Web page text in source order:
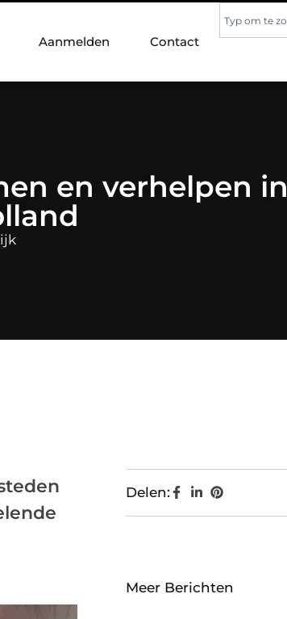
Aanmelden Contact
en verhelpen in
Delen:
Meer Berichten